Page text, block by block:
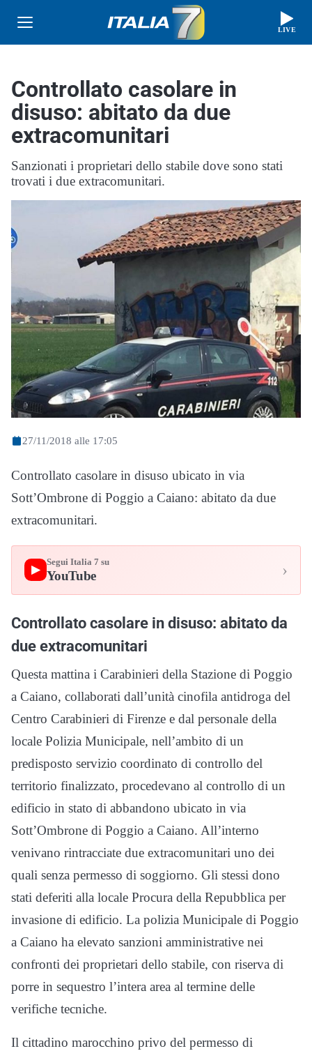
LIVE
Controllato casolare in
disuso: abitato da due
extracomunitari
Sanzionati i proprietari dello stabile dove sono stati
trovati i due extracomunitari.
27/11/2018 alle 17:05
Controllato casolare in disuso ubicato in via
Sott’Ombrone di Poggio a Caiano: abitato da due
extracomunitari.
▶
Segui Italia 7 su
YouTube ›
Controllato casolare in disuso: abitato da
due extracomunitari
Questa mattina i Carabinieri della Stazione di Poggio
a Caiano, collaborati dall’unità cinofila antidroga del
Centro Carabinieri di Firenze e dal personale della
locale Polizia Municipale, nell’ambito di un
predisposto servizio coordinato di controllo del
territorio finalizzato, procedevano al controllo di un
edificio in stato di abbandono ubicato in via
Sott’Ombrone di Poggio a Caiano. All’interno
venivano rintracciate due extracomunitari uno dei
quali senza permesso di soggiorno. Gli stessi dono
stati deferiti alla locale Procura della Repubblica per
invasione di edificio. La polizia Municipale di Poggio
a Caiano ha elevato sanzioni amministrative nei
confronti dei proprietari dello stabile, con riserva di
porre in sequestro l’intera area al termine delle
verifiche tecniche.
Il cittadino marocchino privo del permesso di